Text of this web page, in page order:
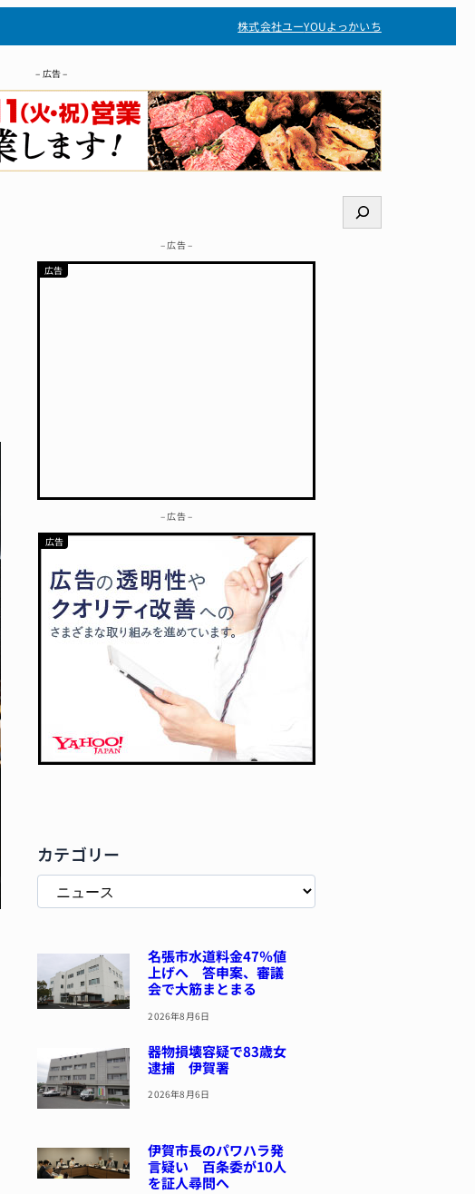
株式会社ユーYOUよっかいち
– 広告 –
検
索
– 広告 –
– 広告 –
カテゴリー
名張市水道料金47％値
上げへ 答申案、審議
会で大筋まとまる
2026年8月6日
器物損壊容疑で83歳女
逮捕 伊賀署
2026年8月6日
伊賀市長のパワハラ発
言疑い 百条委が10人
を証人尋問へ